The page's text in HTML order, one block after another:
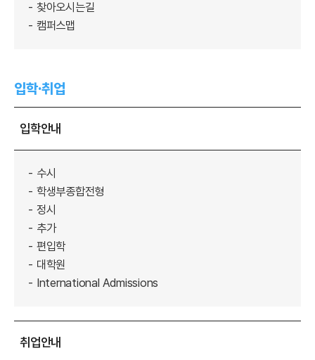
찾아오시는길
캠퍼스맵
입학·취업
입학안내
수시
학생부종합전형
정시
추가
편입학
대학원
International Admissions
취업안내